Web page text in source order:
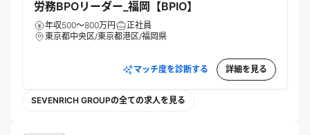
労務BPOリーダー_福岡【BPIO】
年収500～800万円
正社員
東京都中央区/東京都港区/福岡県
マッチ度を診断する 詳細を見る
SEVENRICH GROUPの全ての求人を見る